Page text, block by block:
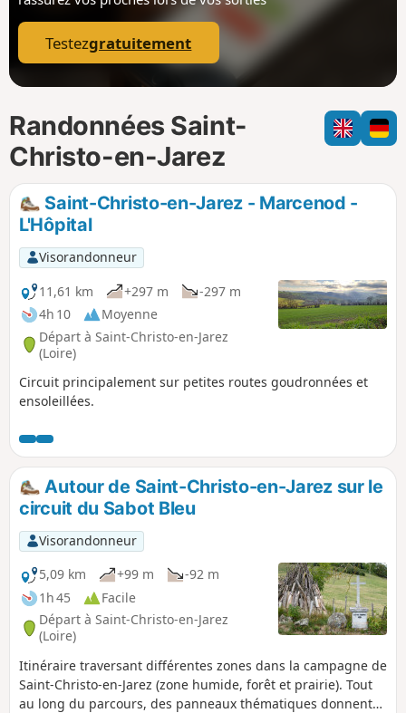
p
Testezgratuitement
Randonnées Saint-
Christo-en-Jarez
Saint-Christo-en-Jarez - Marcenod -
L'Hôpital
Visorandonneur
11,61 km
+297 m
-297 m
4h 10
Moyenne
Départ à Saint-Christo-en-Jarez
(Loire)
Circuit principalement sur petites routes goudronnées et
ensoleillées.
Autour de Saint-Christo-en-Jarez sur le
circuit du Sabot Bleu
Visorandonneur
5,09 km
+99 m
-92 m
1h 45
Facile
Départ à Saint-Christo-en-Jarez
(Loire)
Itinéraire traversant différentes zones dans la campagne de
Saint-Christo-en-Jarez (zone humide, forêt et prairie). Tout
au long du parcours, des panneaux thématiques donnent